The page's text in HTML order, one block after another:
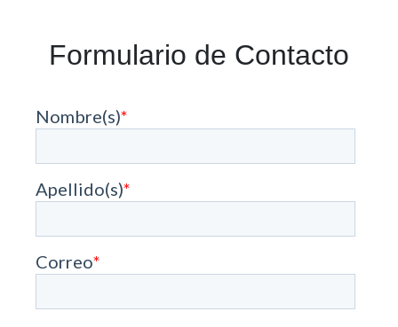
Formulario de Contacto